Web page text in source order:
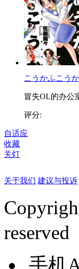
こうかふこうか
冒失OL的办公
评分:
自适应
收藏
关灯
关于我们 建议与投诉
reserved